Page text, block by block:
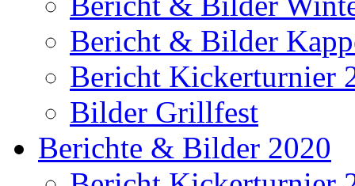
Bericht & Bilder
Bericht Kickerturnier
Bilder Grillfest
Berichte & Bilder 2020